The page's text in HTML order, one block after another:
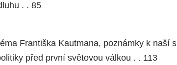
. . 85
Františka Kautmana, poznámky k naší
před první světovou válkou . . 113